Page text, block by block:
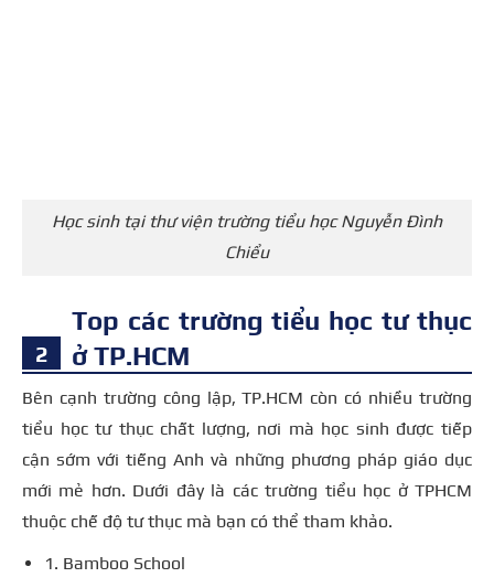
Học sinh tại thư viện trường tiểu học Nguyễn Đình
Chiểu
Top các trường tiểu học tư thục
ở TP.HCM
Bên cạnh trường công lập, TP.HCM còn có nhiều trường
tiểu học tư thục chất lượng, nơi mà học sinh được tiếp
cận sớm với tiếng Anh và những phương pháp giáo dục
mới mẻ hơn. Dưới đây là các trường tiểu học ở TPHCM
thuộc chế độ tư thục mà bạn có thể tham khảo.
1. Bamboo School